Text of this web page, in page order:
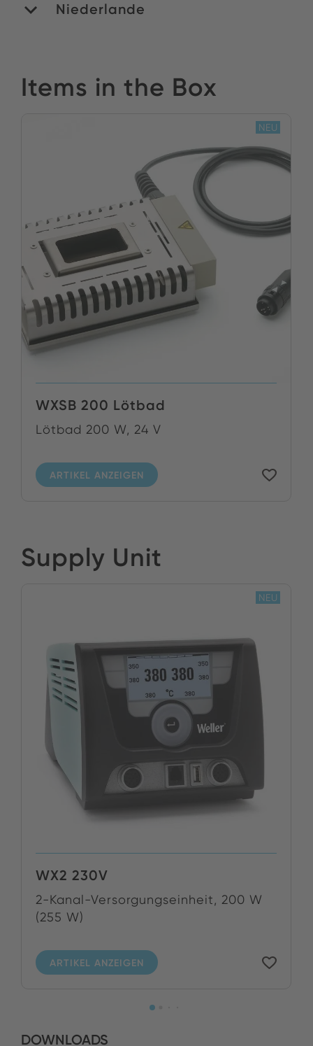
Niederlande
Bestand:
Items in the Box
WXSB 200 Lötbad
Lötbad 200 W, 24 V
ARTIKEL ANZEIGEN
NEU
Supply Unit
WX2 230V
2-Kanal-Versorgungseinheit, 200 W
(255 W)
ARTIKEL ANZEIGEN
NEU
DOWNLOADS